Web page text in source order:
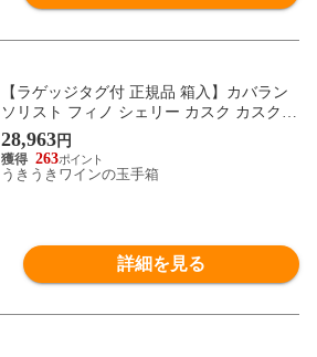
【ラゲッジタグ付 正規品 箱入】カバラン
ソリスト フィノ シェリー カスク カスクス
トレングス オリジナルロゴ入りラゲッジタ
グ付き 台湾ウイスキー 金車 700ml 50-59.
9％
28,963円
263
うきうきワインの玉手箱
詳細を見る